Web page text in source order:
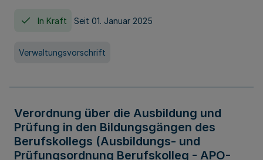
In Kraft Seit 01. Januar 2025
Verwaltungsvorschrift
Verordnung über die Ausbildung und
Prüfung in den Bildungsgängen des
Berufskollegs (Ausbildungs- und
Prüfungsordnung Berufskolleg - APO-